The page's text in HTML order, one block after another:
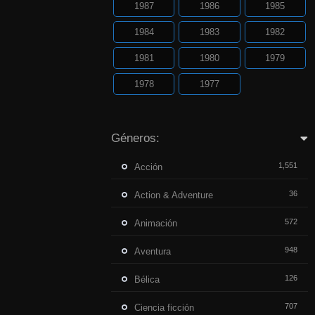
1987 1986 1985
1984 1983 1982
1981 1980 1979
1978 1977
Géneros:
Acción 1,551
Action & Adventure 36
Animación 572
Aventura 948
Bélica 126
Ciencia ficción 707